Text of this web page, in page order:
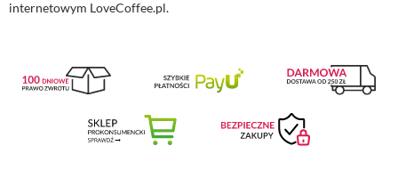
internetowym LoveCoffee.pl.